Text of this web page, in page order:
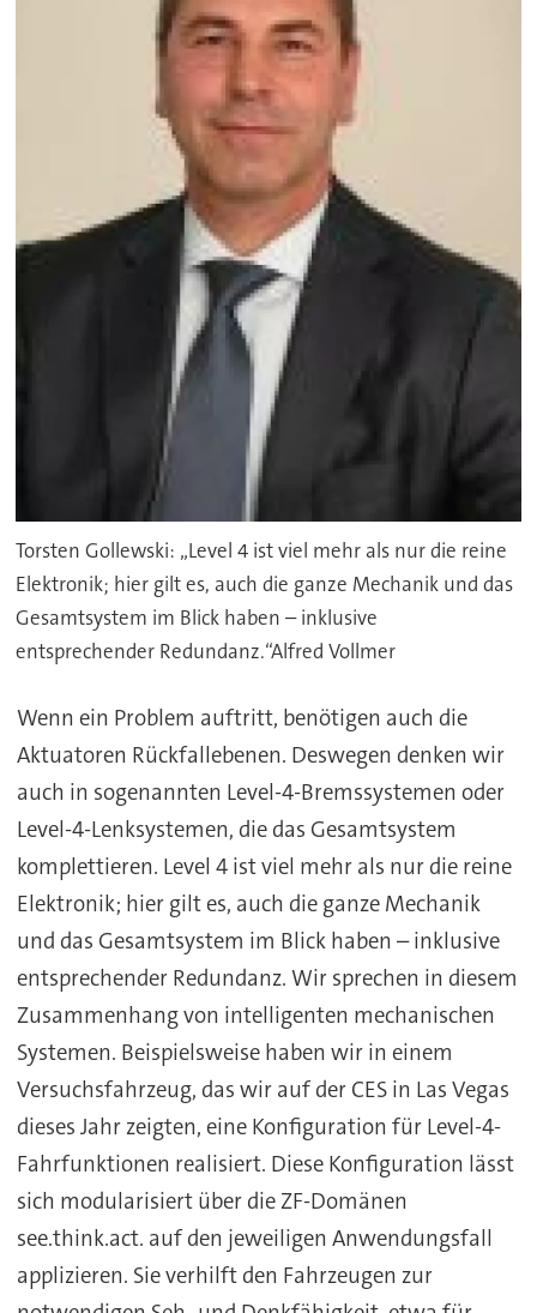
Torsten Gollewski: „Level 4 ist viel mehr als nur die reine
Elektronik; hier gilt es, auch die ganze Mechanik und das
Gesamtsystem im Blick haben – inklusive
entsprechender Redundanz.“Alfred Vollmer
Wenn ein Problem auftritt, benötigen auch die
Aktuatoren Rückfallebenen. Deswegen denken wir
auch in sogenannten Level-4-Bremssystemen oder
Level-4-Lenksystemen, die das Gesamtsystem
komplettieren. Level 4 ist viel mehr als nur die reine
Elektronik; hier gilt es, auch die ganze Mechanik
und das Gesamtsystem im Blick haben – inklusive
entsprechender Redundanz. Wir sprechen in diesem
Zusammenhang von intelligenten mechanischen
Systemen. Beispielsweise haben wir in einem
Versuchsfahrzeug, das wir auf der CES in Las Vegas
dieses Jahr zeigten, eine Konfiguration für Level-4-
Fahrfunktionen realisiert. Diese Konfiguration lässt
sich modularisiert über die ZF-Domänen
see.think.act. auf den jeweiligen Anwendungsfall
applizieren. Sie verhilft den Fahrzeugen zur